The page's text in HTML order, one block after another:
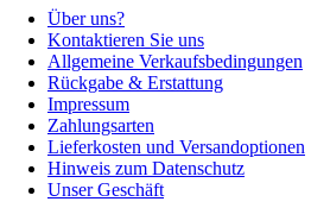
Über uns?
Kontaktieren Sie uns
Allgemeine Verkaufsbedingungen
Rückgabe & Erstattung
Impressum
Zahlungsarten
Lieferkosten und Versandoptionen
Hinweis zum Datenschutz
Unser Geschäft